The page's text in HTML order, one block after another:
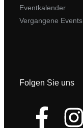
Eventkalender
Vergangene Events
Folgen Sie uns